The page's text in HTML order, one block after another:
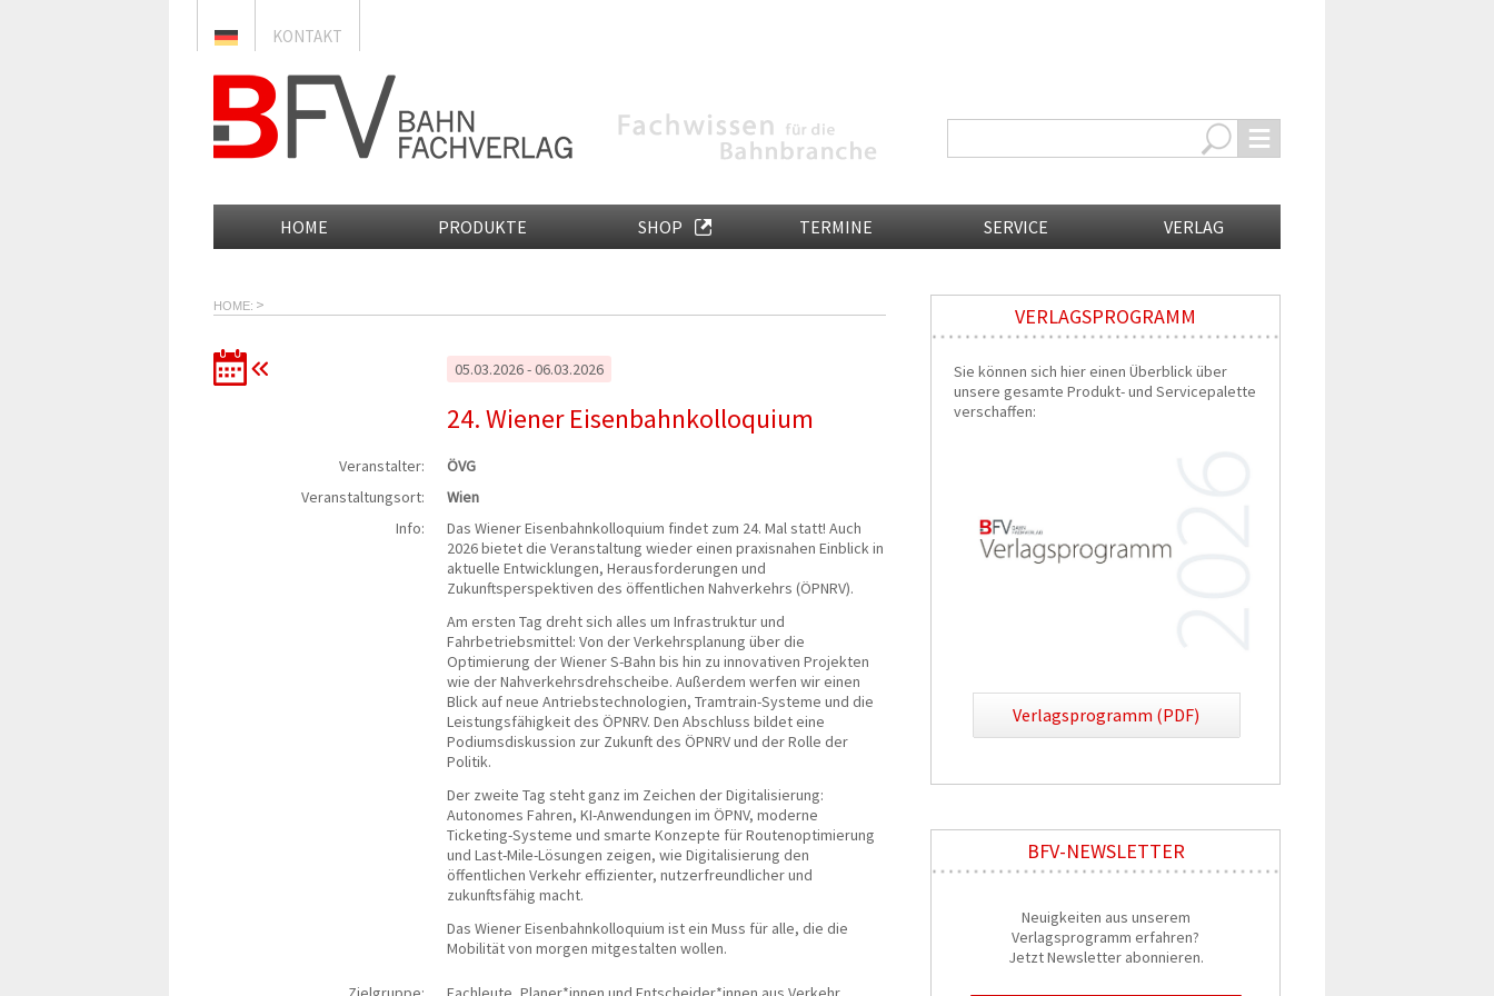
KONTAKT
HOME PRODUKTE SHOP TERMINE SERVICE VERLAG
HOME >
05.03.2026 - 06.03.2026
24. Wiener Eisenbahnkolloquium
Veranstalter:
ÖVG
Veranstaltungsort:
Wien
Info:
Das Wiener Eisenbahnkolloquium findet zum 24. Mal statt! Auch
2026 bietet die Veranstaltung wieder einen praxisnahen Einblick in
aktuelle Entwicklungen, Herausforderungen und
Zukunftsperspektiven des öffentlichen Nahverkehrs (ÖPNRV).
Am ersten Tag dreht sich alles um Infrastruktur und
Fahrbetriebsmittel: Von der Verkehrsplanung über die
Optimierung der Wiener S-Bahn bis hin zu innovativen Projekten
wie der Nahverkehrsdrehscheibe. Außerdem werfen wir einen
Blick auf neue Antriebstechnologien, Tramtrain-Systeme und die
Leistungsfähigkeit des ÖPNRV. Den Abschluss bildet eine
Podiumsdiskussion zur Zukunft des ÖPNRV und der Rolle der
Politik.
Der zweite Tag steht ganz im Zeichen der Digitalisierung:
Autonomes Fahren, KI-Anwendungen im ÖPNV, moderne
Ticketing-Systeme und smarte Konzepte für Routenoptimierung
und Last-Mile-Lösungen zeigen, wie Digitalisierung den
öffentlichen Verkehr effizienter, nutzerfreundlicher und
zukunftsfähig macht.
Das Wiener Eisenbahnkolloquium ist ein Muss für alle, die die
Mobilität von morgen mitgestalten wollen.
VERLAGSPROGRAMM
Sie können sich hier einen Überblick über
unsere gesamte Produkt- und Servicepalette
verschaffen:
Verlagsprogramm (PDF)
BFV-NEWSLETTER
Neuigkeiten aus unserem
Verlagsprogramm erfahren?
Jetzt Newsletter abonnieren.